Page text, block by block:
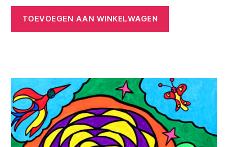
TOEVOEGEN AAN WINKELWAGEN